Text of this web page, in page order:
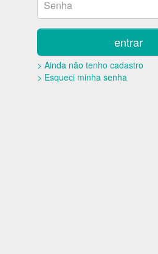
entrar
> Ainda não tenho cadastro
> Esqueci minha senha